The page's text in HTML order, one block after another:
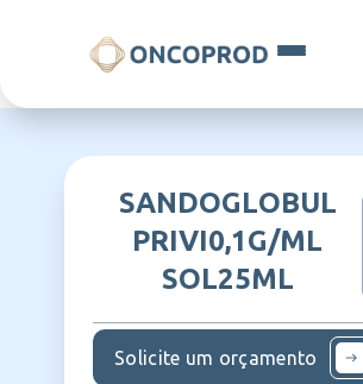
SANDOGLOBUL
PRIVI0,1G/ML
SOL25ML
Solicite um orçamento